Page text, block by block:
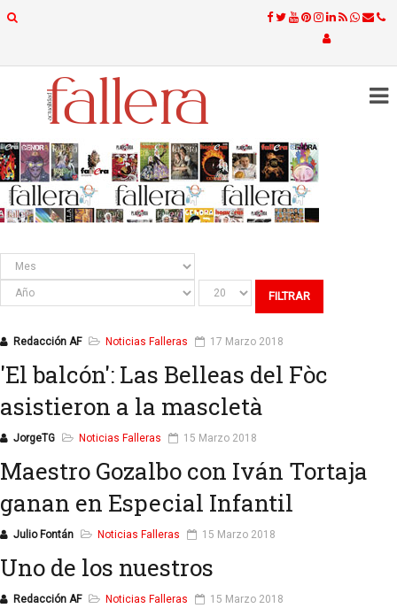
FILTRAR
Redacción AF Noticias Falleras 17 Marzo 2018
'El balcón': Las Belleas del Fòc
asistieron a la mascletà
JorgeTG Noticias Falleras 15 Marzo 2018
Maestro Gozalbo con Iván Tortaja
ganan en Especial Infantil
Julio Fontán Noticias Falleras 15 Marzo 2018
Uno de los nuestros
Redacción AF Noticias Falleras 15 Marzo 2018